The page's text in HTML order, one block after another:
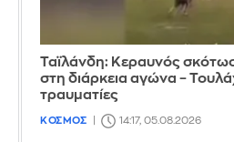
Ταϊλάνδη: Κεραυνός
στη διάρκεια αγώνα –
τραυματίες
ΚΟΣΜΟΣ 14:17, 05.08.2026